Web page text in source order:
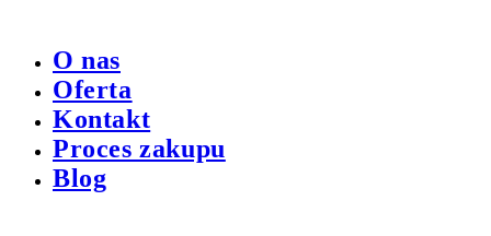
O nas
Oferta
Kontakt
Proces zakupu
Blog